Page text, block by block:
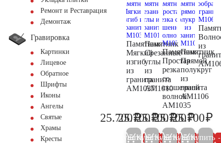
Ремонт и Реставрация
Демонтаж
Гравировка
Картинки
Лицевое
Обратное
Шрифты
Иконы
Ангелы
Святые
Храмы
Кресты
Памятник
Мягкий
изгиб
из
гранита
AM1037
27.100
25.700₽
Купить 5%
Памятник
Срезанные
углы
из
гранита
AM1010
27.100
25.700₽
Купить 5%
Памятник
Простая
резка
со
скошенной
волной
AM1035
27.100
25.700₽
Купить 5%
Памятник
Прямой
полукруг
из
гранита
AM1106
27.100
25.700₽
Купить 5%
из
25.700₽
Купить